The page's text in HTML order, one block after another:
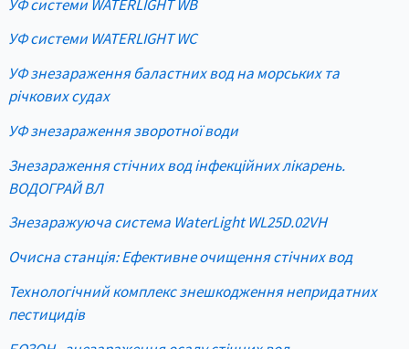
УФ системи WATERLIGHT WB
УФ системи WATERLIGHT WC
УФ знезараження баластних вод на морських та
річкових судах
УФ знезараження зворотної води
Знезараження стічних вод інфекційних лікарень.
ВОДОГРАЙ ВЛ
Знезаражуюча система WaterLight WL25D.02VH
Очисна станція: Ефективне очищення стічних вод
Технологічний комплекс знешкодження непридатних
пестицидів